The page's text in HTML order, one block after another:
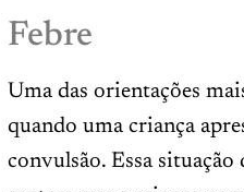
Febre
Uma das orientações
quando uma criança
convulsão. Essa